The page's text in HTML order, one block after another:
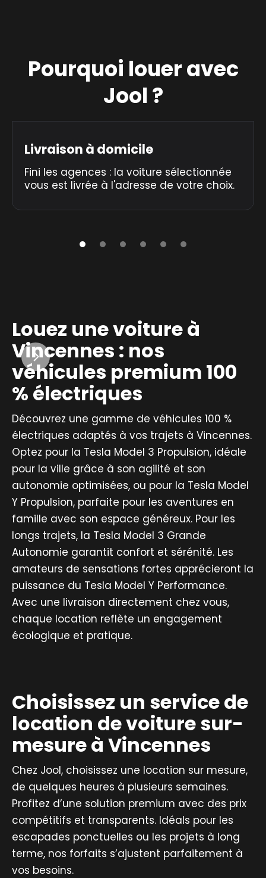
Pourquoi louer avec
Jool ?
Livraison à domicile
Fini les agences : la voiture sélectionnée
vous est livrée à l'adresse de votre choix.
Louez une voiture à
Vincennes : nos
véhicules premium 100
% électriques
Découvrez une gamme de véhicules 100 %
électriques adaptés à vos trajets à Vincennes.
Optez pour la Tesla Model 3 Propulsion, idéale
pour la ville grâce à son agilité et son
autonomie optimisées, ou pour la Tesla Model
Y Propulsion, parfaite pour les aventures en
famille avec son espace généreux. Pour les
longs trajets, la Tesla Model 3 Grande
Autonomie garantit confort et sérénité. Les
amateurs de sensations fortes apprécieront la
puissance du Tesla Model Y Performance.
Avec une livraison directement chez vous,
chaque location reflète un engagement
écologique et pratique.
Choisissez un service de
location de voiture sur-
mesure à Vincennes
Chez Jool, choisissez une location sur mesure,
de quelques heures à plusieurs semaines.
Profitez d’une solution premium avec des prix
compétitifs et transparents. Idéals pour les
escapades ponctuelles ou les projets à long
terme, nos forfaits s’ajustent parfaitement à
vos besoins.